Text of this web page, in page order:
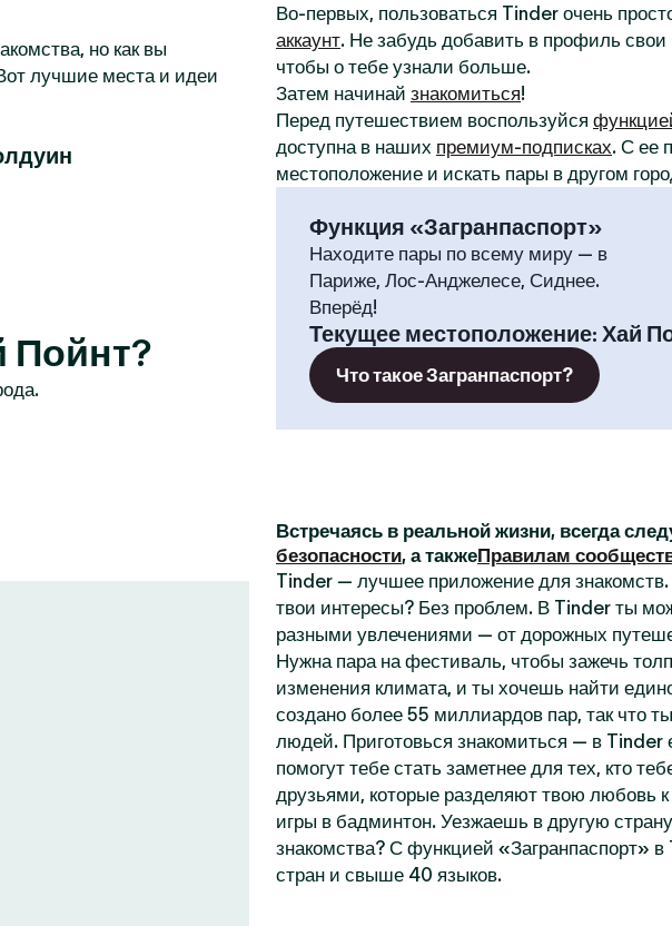
но как вы
лучшие места и идеи
Пойнт?
Во-первых, пользоваться Tinder очень
аккаунт. Не забудь добавить в профиль
чтобы о тебе узнали больше.
Затем начинай знакомиться!
Перед путешествием воспользуйся
доступна в наших премиум-подписках. С ее
местоположение и искать пары в другом
Функция «Загранпаспорт»
Находите пары по всему миру — в
Париже, Лос-Анджелесе, Сиднее.
Вперёд!
Текущее местоположение: Хай
Что такое Загранпаспорт?
Встречаясь в реальной жизни, всегда
безопасности, а такжеПравилам
Tinder — лучшее приложение для знакомств.
твои интересы? Без проблем. В Tinder ты
разными увлечениями — от дорожных
Нужна пара на фестиваль, чтобы зажечь
изменения климата, и ты хочешь найти
создано более 55 миллиардов пар, так что
людей. Приготовься знакомиться — в Tinder
помогут тебе стать заметнее для тех, кто
друзьями, которые разделяют твою любовь
игры в бадминтон. Уезжаешь в другую
знакомства? С функцией «Загранпаспорт»
стран и свыше 40 языков.